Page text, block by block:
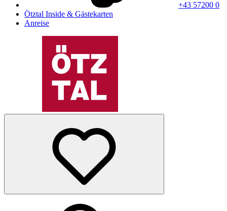
+43 57200 0
Ötztal Inside & Gästekarten
Anreise